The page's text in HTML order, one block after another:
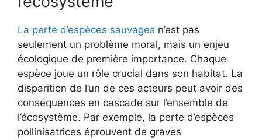
La perte d’espèces sauvages n’est pas
seulement un problème moral, mais un enjeu
écologique de première importance. Chaque
espèce joue un rôle crucial dans son habitat. La
disparition de l’un de ces acteurs peut avoir des
conséquences en cascade sur l’ensemble de
l’écosystème. Par exemple, la perte d’espèces
pollinisatrices éprouvent de graves